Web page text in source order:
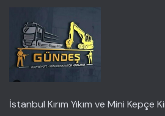
İstanbul Kırım Yıkım ve Mini Kepçe